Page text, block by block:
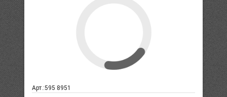
Арт.:595 8951